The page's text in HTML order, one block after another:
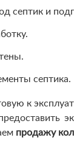
септик и
септика.
к
продажу